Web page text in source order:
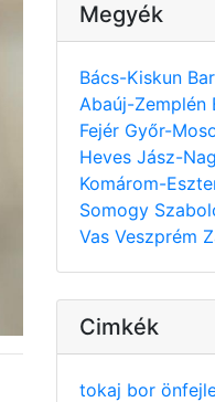
Megyék
Bács-Kiskun
Abaúj-Zemplén
Fejér Győr-
Heves Jász-
Komárom-
Somogy
Vas Veszprém
Cimkék
tokaj bor